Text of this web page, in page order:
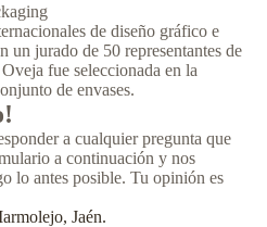
de diseño gráfico e
un jurado de 50 representantes de
fue seleccionada en la
de envases.
a cualquier pregunta que
a continuación y nos
lo antes posible. Tu opinión es
Jaén.